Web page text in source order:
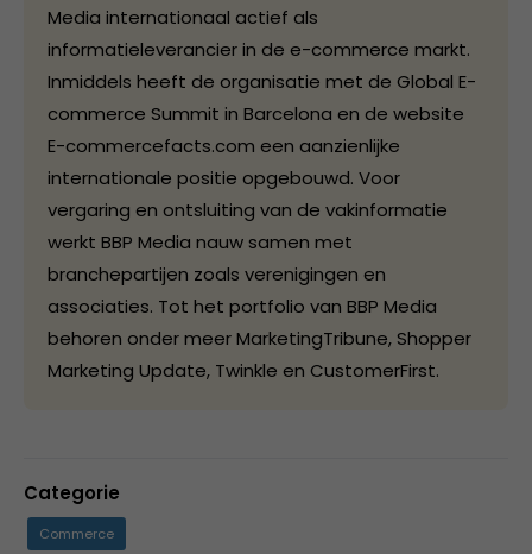
Media internationaal actief als
informatieleverancier in de e-commerce markt.
Inmiddels heeft de organisatie met de Global E-
commerce Summit in Barcelona en de website
E-commercefacts.com een aanzienlijke
internationale positie opgebouwd. Voor
vergaring en ontsluiting van de vakinformatie
werkt BBP Media nauw samen met
branchepartijen zoals verenigingen en
associaties. Tot het portfolio van BBP Media
behoren onder meer MarketingTribune, Shopper
Marketing Update, Twinkle en CustomerFirst.
Categorie
Commerce